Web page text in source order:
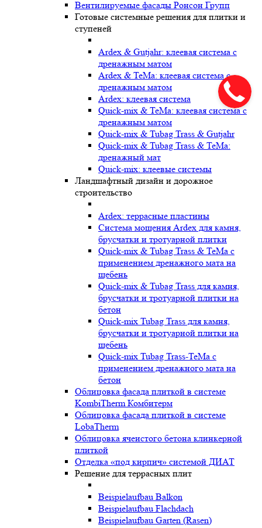
Вентилируемые фасады Ронсон Групп
Готовые системные решения для плитки и
ступеней
Ardex & Gutjahr: клеевая система с
дренажным матом
Ardex & TeMa: клеевая система с
дренажным матом
Ardex: клеевая система
Quick-mix & TeMa: клеевая система с
дренажным матом
Quick-mix & Tubag Trass & Gutjahr
Quick-mix & Tubag Trass & TeMa:
дренажный мат
Quick-mix: клеевые системы
Ландшафтный дизайн и дорожное
строительство
Ardex: террасные пластины
Cистема мощения Ardex для камня,
брусчатки и тротуарной плитки
Quick-mix & Tubag Trass & TeMa с
применением дренажного мата на
щебень
Quick-mix & Tubag Trass для камня,
брусчатки и тротуарной плитки на
бетон
Quick-mix Tubag Trass для камня,
брусчатки и тротуарной плитки на
щебень
Quick-mix Tubag Trass-TeMa с
применением дренажного мата на
бетон
Облицовка фасада плиткой в системе
KombiTherm Комбитерм
Облицовка фасада плиткой в системе
LobaTherm
Облицовка ячеистого бетона клинкерной
плиткой
Отделка «под кирпич» системой ДИАТ
Решение для террасных плит
Beispielaufbau Balkon
Beispielaufbau Flachdach
Beispielaufbau Garten (Rasen)